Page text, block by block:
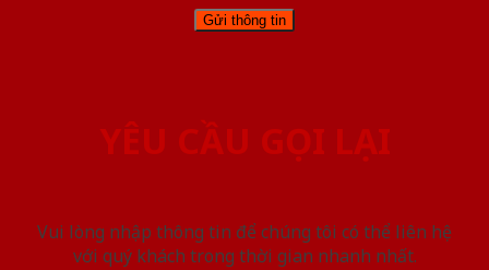
YÊU CẦU GỌI LẠI
Vui lòng nhập thông tin để chúng tôi có thể liên hệ
với quý khách trong thời gian nhanh nhất.